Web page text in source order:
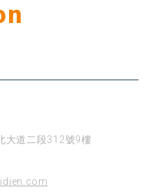
大道二段312號9樓